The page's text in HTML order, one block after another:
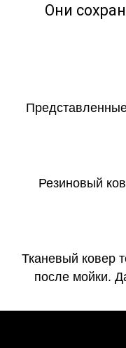
Они
Резиновый
Тканевый ковер
после мойки.